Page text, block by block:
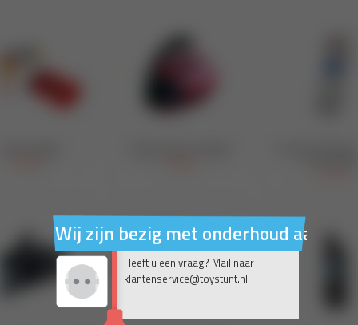
Wij zijn bezig met onderhoud aan
Heeft u een vraag? Mail naar
klantenservice@toystunt.nl